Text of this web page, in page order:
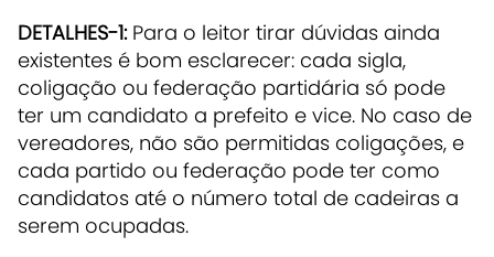
DETALHES-1:Para o leitor tirar dúvidas ainda
existentes é bom esclarecer: cada sigla,
coligação ou federação partidária só pode
ter um candidato a prefeito e vice. No caso de
vereadores, não são permitidas coligações, e
cada partido ou federação pode ter como
candidatos até o número total de cadeiras a
serem ocupadas.